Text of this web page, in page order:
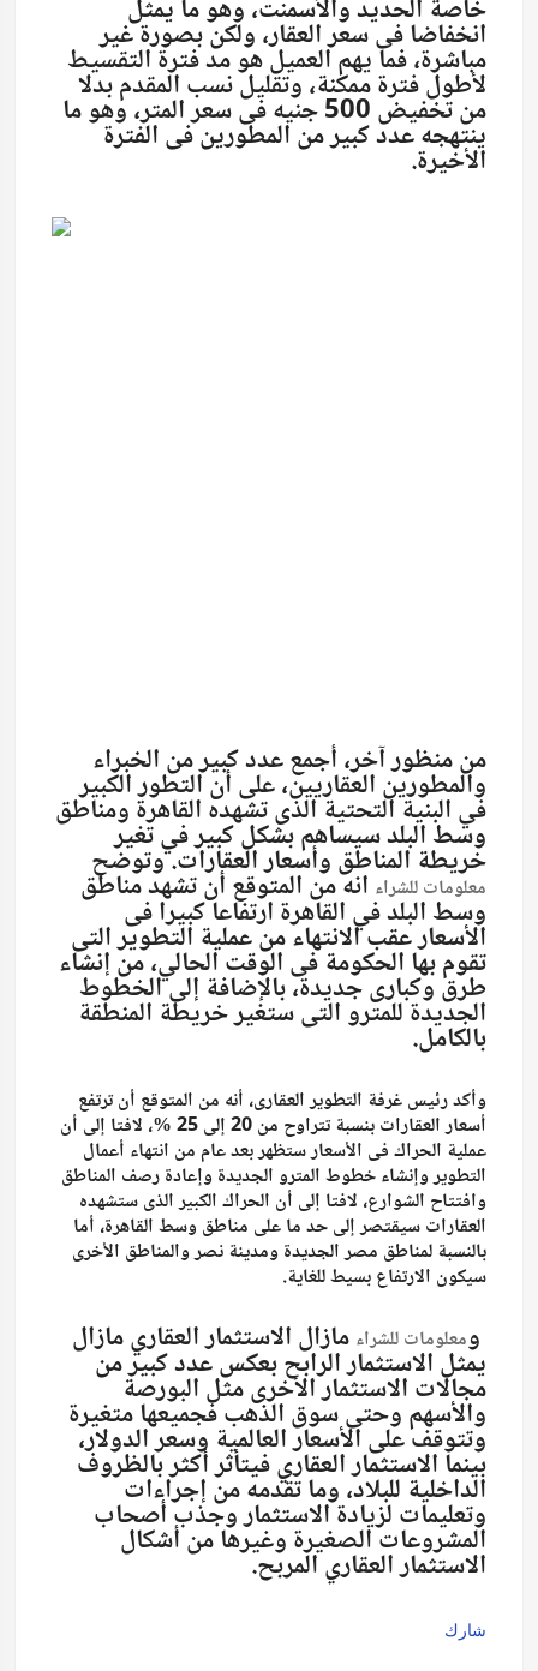
خاصة الحديد والأسمنت، وهو ما يمثل
انخفاضا فى سعر العقار، ولكن بصورة غير
مباشرة، فما يهم العميل هو مد فترة التقسيط
لأطول فترة ممكنة، وتقليل نسب المقدم بدلا
من تخفيض 500 جنيه فى سعر المتر، وهو ما
ينتهجه عدد كبير من المطورين فى الفترة
الأخيرة.
من منظور آخر، أجمع عدد كبير من الخبراء
والمطورين العقاريين، على أن التطور الكبير
في البنية التحتية الذى تشهده القاهرة ومناطق
وسط البلد سيساهم بشكل كبير في تغير
خريطة المناطق وأسعار العقارات. وتوضح
معلومات للشراء انه من المتوقع أن تشهد مناطق
وسط البلد في القاهرة ارتفاعا كبيرا فى
الأسعار عقب الانتهاء من عملية التطوير التى
تقوم بها الحكومة فى الوقت الحالي، من إنشاء
طرق وكبارى جديدة، بالإضافة إلى الخطوط
الجديدة للمترو التى ستغير خريطة المنطقة
بالكامل.
وأكد رئيس غرفة التطوير العقارى، أنه من المتوقع أن ترتفع
أسعار العقارات بنسبة تتراوح من 20 إلى 25 %، لافتا إلى أن
عملية الحراك فى الأسعار ستظهر بعد عام من انتهاء أعمال
التطوير وإنشاء خطوط المترو الجديدة وإعادة رصف المناطق
وافتتاح الشوارع، لافتا إلى أن الحراك الكبير الذى ستشهده
العقارات سيقتصر إلى حد ما على مناطق وسط القاهرة، أما
بالنسبة لمناطق مصر الجديدة ومدينة نصر والمناطق الأخرى
سيكون الارتفاع بسيط للغاية.
ومعلومات للشراء مازال الاستثمار العقاري مازال
يمثل الاستثمار الرابح بعكس عدد كبير من
مجالات الاستثمار الأخرى مثل البورصة
والأسهم وحتى سوق الذهب فجميعها متغيرة
وتتوقف على الأسعار العالمية وسعر الدولار،
بينما الاستثمار العقاري فيتأثر أكثر بالظروف
الداخلية للبلاد، وما تقدمه من إجراءات
وتعليمات لزيادة الاستثمار وجذب أصحاب
المشروعات الصغيرة وغيرها من أشكال
الاستثمار العقاري المربح.
شارك